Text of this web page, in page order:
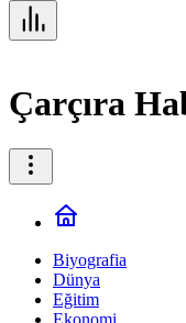
Çarçıra
Biyografia
Dünya
Eğitim
Ekonomi